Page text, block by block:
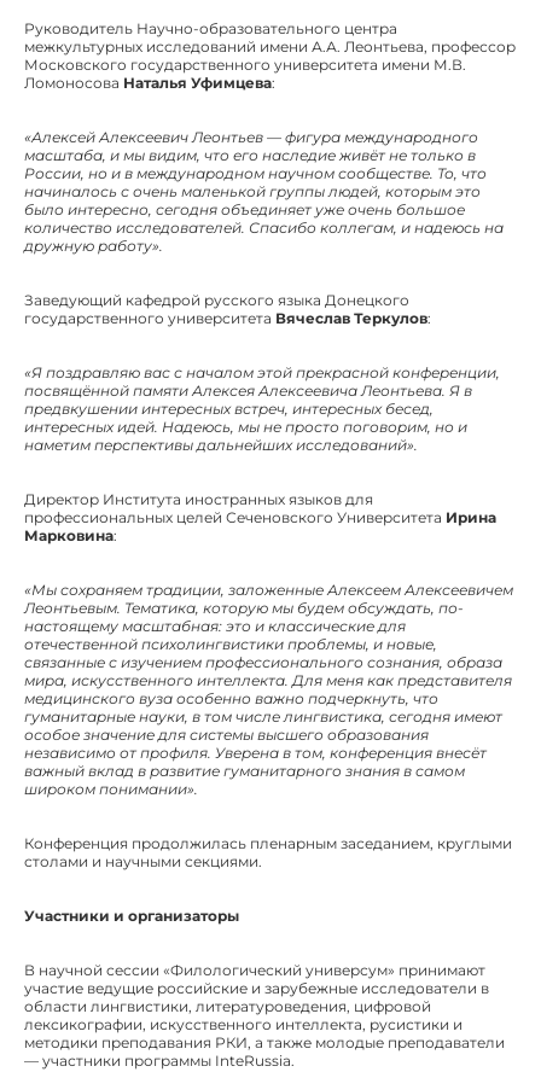
Руководитель Научно-образовательного центра
межкультурных исследований имени А.А. Леонтьева, профессор
Московского государственного университета имени М.В.
Ломоносова Наталья Уфимцева:
«Алексей Алексеевич Леонтьев — фигура международного
масштаба, и мы видим, что его наследие живёт не только в
России, но и в международном научном сообществе. То, что
начиналось с очень маленькой группы людей, которым это
было интересно, сегодня объединяет уже очень большое
количество исследователей. Спасибо коллегам, и надеюсь на
дружную работу».
Заведующий кафедрой русского языка Донецкого
государственного университета Вячеслав Теркулов:
«Я поздравляю вас с началом этой прекрасной конференции,
посвящённой памяти Алексея Алексеевича Леонтьева. Я в
предвкушении интересных встреч, интересных бесед,
интересных идей. Надеюсь, мы не просто поговорим, но и
наметим перспективы дальнейших исследований».
Директор Института иностранных языков для
профессиональных целей Сеченовского Университета Ирина
Марковина:
«Мы сохраняем традиции, заложенные Алексеем Алексеевичем
Леонтьевым. Тематика, которую мы будем обсуждать, по-
настоящему масштабная: это и классические для
отечественной психолингвистики проблемы, и новые,
связанные с изучением профессионального сознания, образа
мира, искусственного интеллекта. Для меня как представителя
медицинского вуза особенно важно подчеркнуть, что
гуманитарные науки, в том числе лингвистика, сегодня имеют
особое значение для системы высшего образования
независимо от профиля. Уверена в том, конференция внесёт
важный вклад в развитие гуманитарного знания в самом
широком понимании».
Конференция продолжилась пленарным заседанием, круглыми
столами и научными секциями.
Участники и организаторы
В научной сессии «Филологический универсум» принимают
участие ведущие российские и зарубежные исследователи в
области лингвистики, литературоведения, цифровой
лексикографии, искусственного интеллекта, русистики и
методики преподавания РКИ, а также молодые преподаватели
— участники программы InteRussia.